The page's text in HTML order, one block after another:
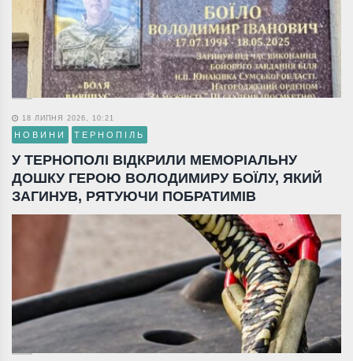
18 ЛИПНЯ 2026, 10:21
НОВИНИ ТЕРНОПІЛЬ
У ТЕРНОПОЛІ ВІДКРИЛИ МЕМОРІАЛЬНУ
ДОШКУ ГЕРОЮ ВОЛОДИМИРУ БОЇЛУ, ЯКИЙ
ЗАГИНУВ, РЯТУЮЧИ ПОБРАТИМІВ